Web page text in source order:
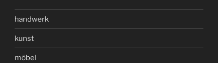
handwerk
kunst
möbel